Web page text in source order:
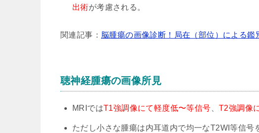
出術が考慮される。
関連記事： 脳腫瘍の画像診断！局在（部位）による鑑
聴神経腫瘍の画像所見
MRIではT1強調像にて軽度低〜等信号 、T2強調像
ただし小さな腫瘍は内耳道内で均一なT2WI等信号